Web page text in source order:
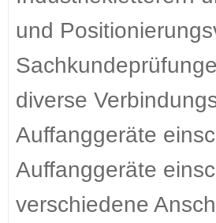
und
diverse
Auffanggeräte
Auffanggeräte
verschiedene